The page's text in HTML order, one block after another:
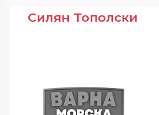
Силян Тополски